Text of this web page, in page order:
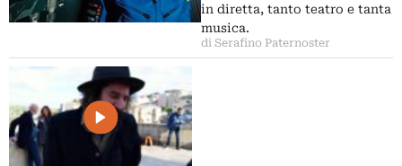
in diretta, tanto teatro e tanta
musica.
di Serafino Paternoster